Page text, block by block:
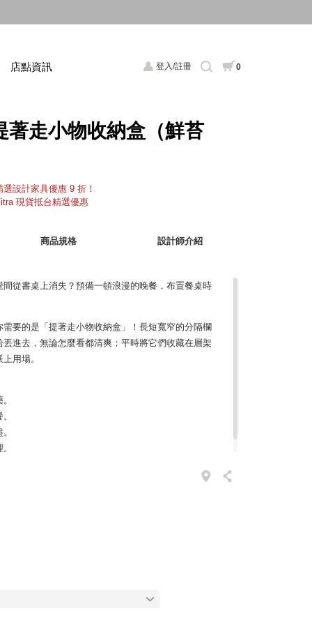
登入/註冊 0
店點資訊
走小物收納盒（鮮苔
設計家具優惠 9 折！
現貨抵台精選優惠
商品規格 設計師介紹
從書桌上消失？預備一頓浪漫的晚餐，布置餐桌時
要的是「提著走小物收納盒」！長短寬窄的分隔欄
進去，無論怎麼看都清爽；平時將它們收藏在層架
用場。